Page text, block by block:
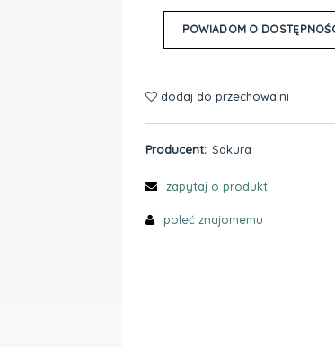
POWIADOM O
dodaj do przechowalni
Producent: Sakura
zapytaj o produkt
poleć znajomemu